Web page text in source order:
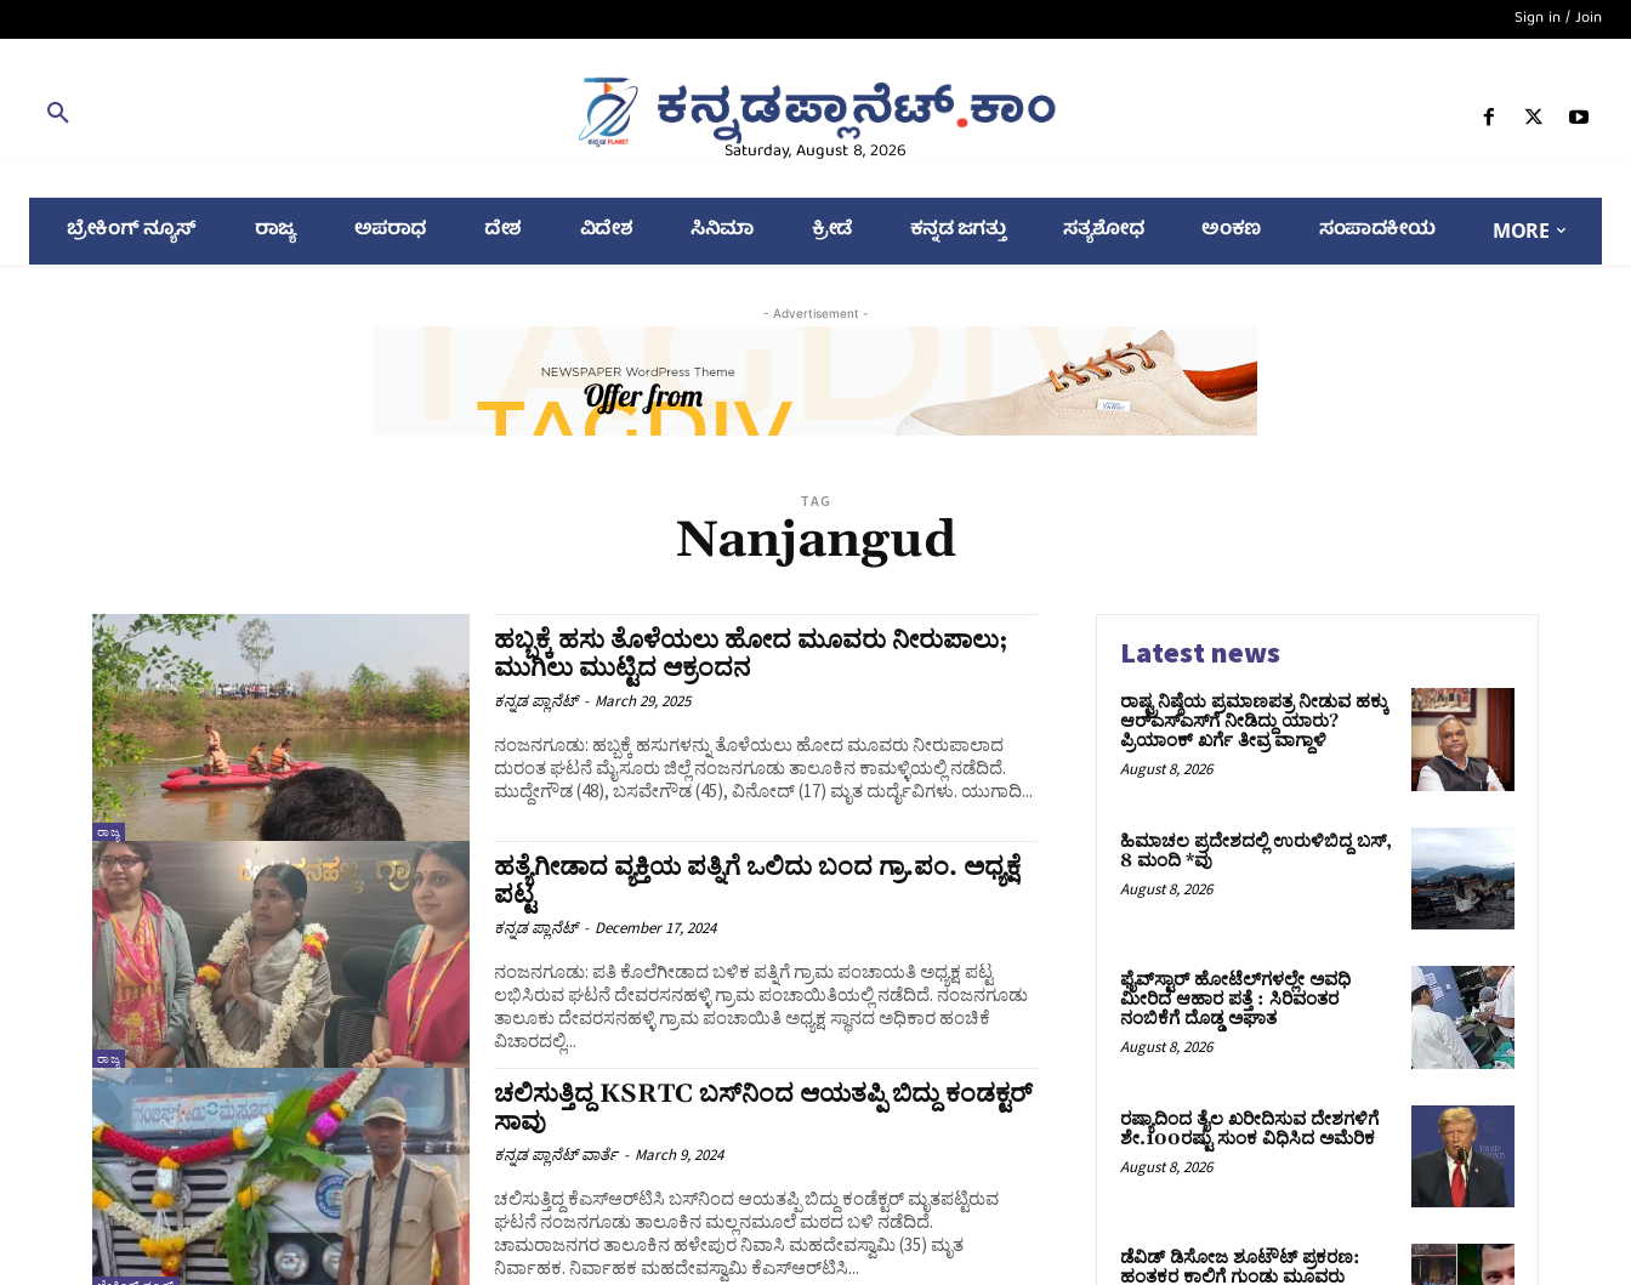
Sign in / Join
Saturday, August 8, 2026
ಬ್ರೇಕಿಂಗ್ ನ್ಯೂಸ್ ರಾಜ್ಯ ಅಪರಾಧ ದೇಶ ವಿದೇಶ ಸಿನಿಮಾ ಕ್ರೀಡೆ ಕನ್ನಡ ಜಗತ್ತು ಸತ್ಯಶೋಧ ಅಂಕಣ ಸಂಪಾದಕೀಯ MORE
- Advertisement -
TAG
Nanjangud
ರಾಜ್ಯ
ಹಬ್ಬಕ್ಕೆ ಹಸು ತೊಳೆಯಲು ಹೋದ ಮೂವರು ನೀರುಪಾಲು;
ಮುಗಿಲು ಮುಟ್ಟಿದ ಆಕ್ರಂದನ
ಕನ್ನಡ ಪ್ಲಾನೆಟ್ - March 29, 2025
ನಂಜನಗೂಡು: ಹಬ್ಬಕ್ಕೆ ಹಸುಗಳನ್ನು ತೊಳೆಯಲು ಹೋದ ಮೂವರು ನೀರುಪಾಲಾದ
ದುರಂತ ಘಟನೆ ಮೈಸೂರು ಜಿಲ್ಲೆ ನಂಜನಗೂಡು ತಾಲೂಕಿನ ಕಾಮಳ್ಳಿಯಲ್ಲಿ ನಡೆದಿದೆ.
ಮುದ್ದೇಗೌಡ (48), ಬಸವೇಗೌಡ (45), ವಿನೋದ್ (17) ಮೃತ ದುರ್ದೈವಿಗಳು. ಯುಗಾದಿ...
ರಾಜ್ಯ
ಹತ್ಯೆಗೀಡಾದ ವ್ಯಕ್ತಿಯ ಪತ್ನಿಗೆ ಒಲಿದು ಬಂದ ಗ್ರಾ.ಪಂ. ಅಧ್ಯಕ್ಷೆ
ಪಟ್ಟ
ಕನ್ನಡ ಪ್ಲಾನೆಟ್ - December 17, 2024
ನಂಜನಗೂಡು: ಪತಿ ಕೊಲೆಗೀಡಾದ ಬಳಿಕ ಪತ್ನಿಗೆ ಗ್ರಾಮ ಪಂಚಾಯತಿ ಅಧ್ಯಕ್ಷ ಪಟ್ಟ
ಲಭಿಸಿರುವ ಘಟನೆ ದೇವರಸನಹಳ್ಳಿ ಗ್ರಾಮ ಪಂಚಾಯಿತಿಯಲ್ಲಿ ನಡೆದಿದೆ. ನಂಜನಗೂಡು
ತಾಲೂಕು ದೇವರಸನಹಳ್ಳಿ ಗ್ರಾಮ ಪಂಚಾಯಿತಿ ಅಧ್ಯಕ್ಷ ಸ್ಥಾನದ ಅಧಿಕಾರ ಹಂಚಿಕೆ
ವಿಚಾರದಲ್ಲಿ...
ಚಲಿಸುತ್ತಿದ್ದ KSRTC ಬಸ್​ನಿಂದ ಆಯತಪ್ಪಿ ಬಿದ್ದು ಕಂಡಕ್ಟರ್​
ಸಾವು
ಕನ್ನಡ ಪ್ಲಾನೆಟ್ ವಾರ್ತೆ - March 9, 2024
ಚಲಿಸುತ್ತಿದ್ದ ಕೆಎಸ್​​ಆರ್​ಟಿಸಿ ಬಸ್​ನಿಂದ ಆಯತಪ್ಪಿ ಬಿದ್ದು ಕಂಡೆಕ್ಟರ್ ಮೃತಪಟ್ಟಿರುವ
ಘಟನೆ ನಂಜನಗೂಡು ತಾಲೂಕಿನ ಮಲ್ಲನಮೂಲೆ ಮಠದ ಬಳಿ ನಡೆದಿದೆ.
ಚಾಮರಾಜನಗರ ತಾಲೂಕಿನ ಹಳೇಪುರ ನಿವಾಸಿ ಮಹದೇವಸ್ವಾಮಿ (35) ಮೃತ
ನಿರ್ವಾಹಕ. ನಿರ್ವಾಹಕ ಮಹದೇವಸ್ವಾಮಿ ಕೆಎಸ್​ಆರ್​ಟಿಸಿ...
Latest news
ರಾಷ್ಟ್ರನಿಷ್ಠೆಯ ಪ್ರಮಾಣಪತ್ರ ನೀಡುವ ಹಕ್ಕು
ಆರ್‌ಎಸ್‌ಎಸ್‌ಗೆ ನೀಡಿದ್ದು ಯಾರು?
ಪ್ರಿಯಾಂಕ್ ಖರ್ಗೆ ತೀವ್ರ ವಾಗ್ದಾಳಿ
August 8, 2026
ಹಿಮಾಚಲ ಪ್ರದೇಶದಲ್ಲಿ ಉರುಳಿಬಿದ್ದ ಬಸ್‌,
8 ಮಂದಿ *ವು
August 8, 2026
ಫೈವ್‌ಸ್ಟಾರ್ ಹೋಟೆಲ್‌ಗಳಲ್ಲೇ ಅವಧಿ
ಮೀರಿದ ಆಹಾರ ಪತ್ತೆ : ಸಿರಿವಂತರ
ನಂಬಿಕೆಗೆ ದೊಡ್ಡ ಅಘಾತ
August 8, 2026
ರಷ್ಯಾದಿಂದ ತೈಲ ಖರೀದಿಸುವ ದೇಶಗಳಿಗೆ
ಶೇ.100ರಷ್ಟು ಸುಂಕ ವಿಧಿಸಿದ ಅಮೆರಿಕ
August 8, 2026
ಡೆವಿಡ್ ಡಿಸೋಜ ಶೂಟೌಟ್ ಪ್ರಕರಣ:
ಹಂತಕರ ಕಾಲಿಗೆ ಗುಂಡು ಮೂವರು